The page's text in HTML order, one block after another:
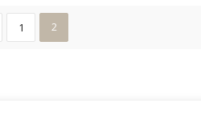
1 2